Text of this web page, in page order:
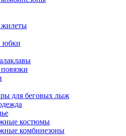
юбки
для беговых лыж
костюмы
комбинезоны